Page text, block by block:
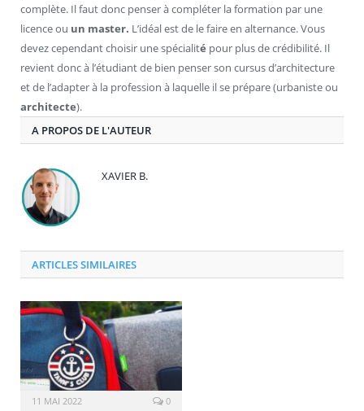
complète. Il faut donc penser à compléter la formation par une
licence ou un master. L’idéal est de le faire en alternance. Vous
devez cependant choisir une spécialité pour plus de crédibilité. Il
revient donc à l’étudiant de bien penser son cursus d’architecture
et de l’adapter à la profession à laquelle il se prépare (urbaniste ou
architecte).
A PROPOS DE L'AUTEUR
XAVIER B.
ARTICLES SIMILAIRES
11 MAI 2022 0